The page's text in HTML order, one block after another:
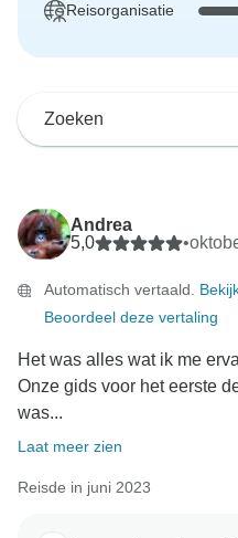
Reisorganisatie
Andrea
5,0
•
Automatisch vertaald.
Beoordeel deze vertaling
Het was alles wat ik me
Onze gids voor het eerste
was...
Laat meer zien
Reisde in juni 2023